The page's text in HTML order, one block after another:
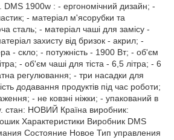
DMS 1900w : - ергономічний дизайн; -
- матеріал м'ясорубки та
сталь; - матеріал чаші для замісу -
захисту від бризок - акрил; -
- скло; - потужність - 1900 Вт; - об'єм
- об'єм чаші для тіста - 6,5 літра; - 6
регулювання; - три насадки для
додавання продуктів під час роботи;
- не ковзні ніжки; - упакований в
стан: НОВИЙ Країна виробник:
Характеристики Виробник DMS
Состояние Новое Тип управления